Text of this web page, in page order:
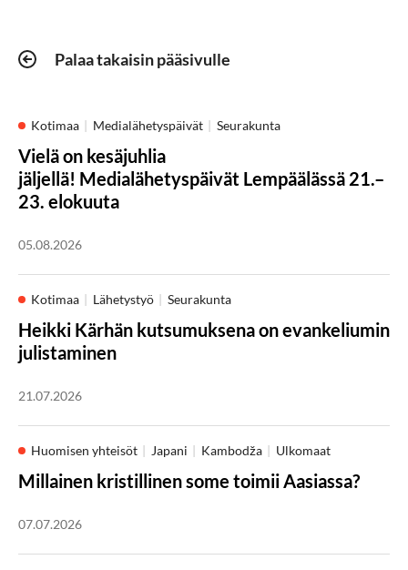
Palaa takaisin pääsivulle
Kotimaa Medialähetyspäivät Seurakunta
Vielä on kesäjuhlia
jäljellä! Medialähetyspäivät Lempäälässä 21.–
23. elokuuta
05.08.2026
Kotimaa Lähetystyö Seurakunta
Heikki Kärhän kutsumuksena on evankeliumin
julistaminen
21.07.2026
Huomisen yhteisöt Japani Kambodža Ulkomaat
Millainen kristillinen some toimii Aasiassa?
07.07.2026